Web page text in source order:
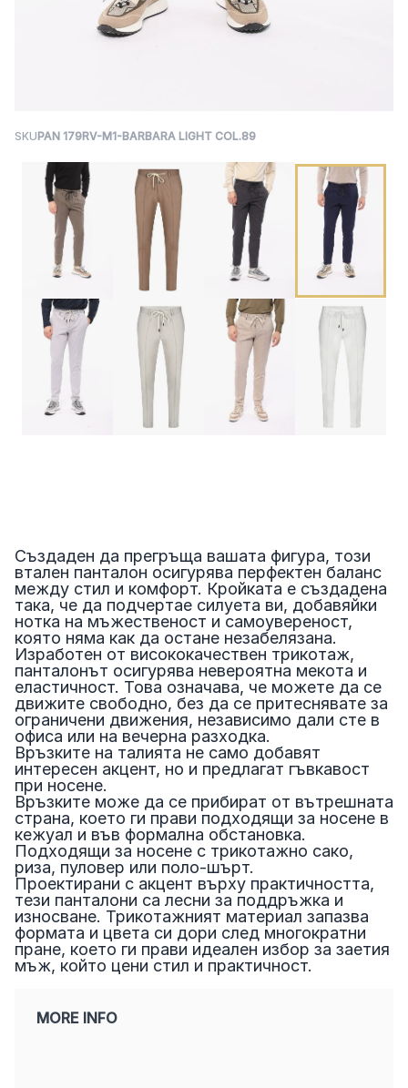
SKUPAN 179RV-M1-BARBARA LIGHT COL.89
Създаден да прегръща вашата фигура, този
втален панталон осигурява перфектен баланс
между стил и комфорт. Кройката е създадена
така, че да подчертае силуета ви, добавяйки
нотка на мъжественост и самоувереност,
която няма как да остане незабелязана.
Изработен от висококачествен трикотаж,
панталонът осигурява невероятна мекота и
еластичност. Това означава, че можете да се
движите свободно, без да се притеснявате за
ограничени движения, независимо дали сте в
офиса или на вечерна разходка.
Връзките на талията не само добавят
интересен акцент, но и предлагат гъвкавост
при носене.
Връзките може да се прибират от вътрешната
страна, което ги прави подходящи за носене в
кежуал и във формална обстановка.
Подходящи за носене с трикотажно сако,
риза, пуловер или поло-шърт.
Проектирани с акцент върху практичността,
тези панталони са лесни за поддръжка и
износване. Трикотажният материал запазва
формата и цвета си дори след многократни
пране, което ги прави идеален избор за заетия
мъж, който цени стил и практичност.
MORE INFO